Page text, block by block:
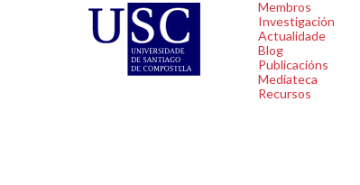
Membros
Investigación
Actualidade
Blog
Publicacións
Mediateca
Recursos